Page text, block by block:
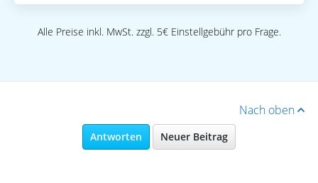
Alle Preise inkl. MwSt. zzgl. 5€ Einstellgebühr pro Frage.
Nach oben
Antworten Neuer Beitrag